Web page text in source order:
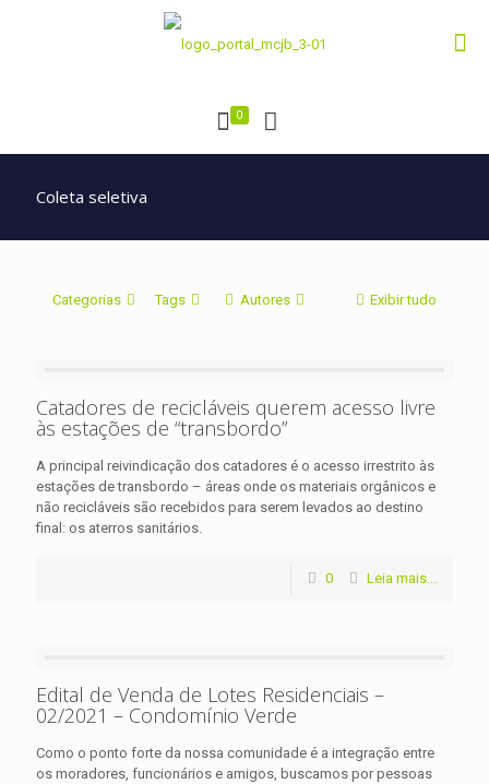
0
Coleta seletiva
Categorias Tags Autores Exibir tudo
Catadores de recicláveis querem acesso livre
às estações de “transbordo”
A principal reivindicação dos catadores é o acesso irrestrito às
estações de transbordo – áreas onde os materiais orgânicos e
não recicláveis são recebidos para serem levados ao destino
final: os aterros sanitários.
0 Leia mais...
Edital de Venda de Lotes Residenciais –
02/2021 – Condomínio Verde
Como o ponto forte da nossa comunidade é a integração entre
os moradores, funcionários e amigos, buscamos por pessoas